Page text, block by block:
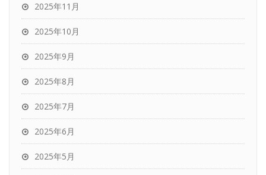
2025年11月
2025年10月
2025年9月
2025年8月
2025年7月
2025年6月
2025年5月